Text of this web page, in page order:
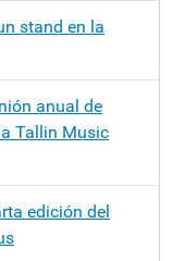
stand en la
anual de
Tallin Music
edición del